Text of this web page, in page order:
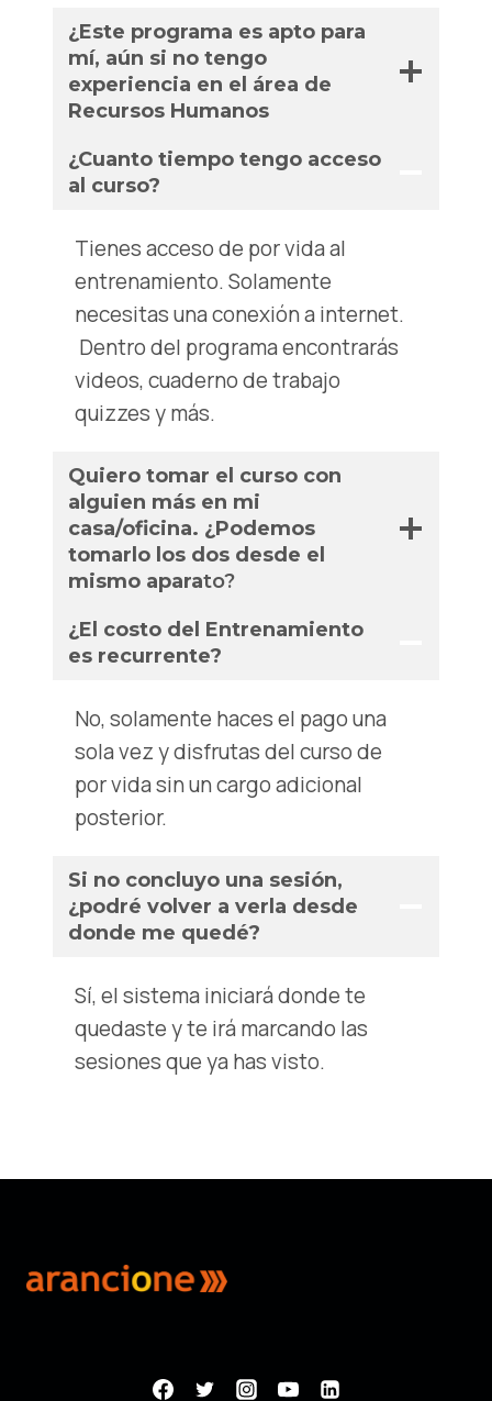
¿Este programa es apto para
mí, aún si no tengo
experiencia en el área de
Recursos Humanos
¿Cuanto tiempo tengo acceso
al curso?
Tienes acceso de por vida al
entrenamiento. Solamente
necesitas una conexión a internet.
Dentro del programa encontrarás
videos, cuaderno de trabajo
quizzes y más.
Quiero tomar el curso con
alguien más en mi
casa/oficina. ¿Podemos
tomarlo los dos desde el
mismo aparato?
¿El costo del Entrenamiento
es recurrente?
No, solamente haces el pago una
sola vez y disfrutas del curso de
por vida sin un cargo adicional
posterior.
Si no concluyo una sesión,
¿podré volver a verla desde
donde me quedé?
Sí, el sistema iniciará donde te
quedaste y te irá marcando las
sesiones que ya has visto.